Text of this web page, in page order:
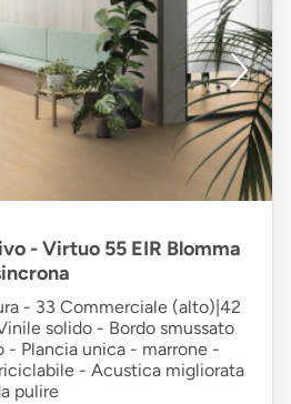
- Virtuo 55 EIR Blomma
- 33 Commerciale (alto)|42
solido - Bordo smussato
Plancia unica - marrone -
- Acustica migliorata
pulire